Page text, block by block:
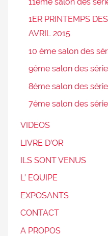
1ER PRINTEMPS
AVRIL 2015
10 éme salon des
9éme salon des
8éme salon des
7éme salon des
VIDEOS
LIVRE D’OR
ILS SONT VENUS
L’ EQUIPE
EXPOSANTS
CONTACT
A PROPOS